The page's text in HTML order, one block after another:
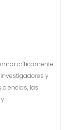
críticamente
y
ciencias, las